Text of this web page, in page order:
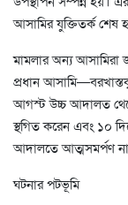
আসামির যুক্তিতর্ক শেষ
মামলার অন্য আসামিরা
প্রধান
আগস্ট উচ্চ আদালত
স্থগিত করেন এবং ১০
আদালতে আত্মসমর্পণ না
ঘটনার পটভূমি